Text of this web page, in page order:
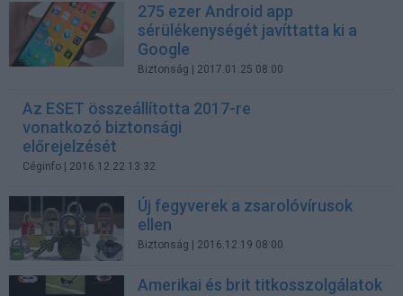
275 ezer Android app
sérülékenységét javíttatta ki a
Google
Biztonság | 2017.01.25 08:00
Az ESET összeállította 2017-re
vonatkozó biztonsági
előrejelzését
Céginfo | 2016.12.22 13:32
Új fegyverek a zsarolóvírusok
ellen
Biztonság | 2016.12.19 08:00
Amerikai és brit titkosszolgálatok